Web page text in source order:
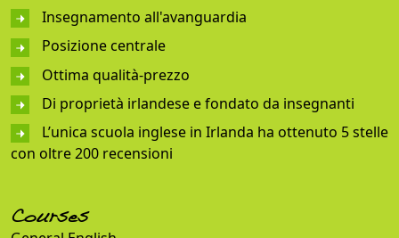
Insegnamento all'avanguardia
Posizione centrale
Ottima qualità-prezzo
Di proprietà irlandese e fondato da insegnanti
L’unica scuola inglese in Irlanda ha ottenuto 5 stelle
con oltre 200 recensioni
Courses